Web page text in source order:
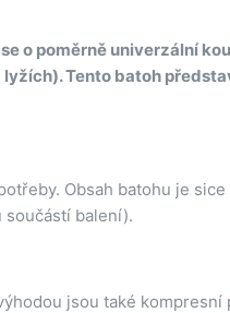
o poměrně univerzální
Tento batoh
Obsah batohu je
součástí balení).
jsou také